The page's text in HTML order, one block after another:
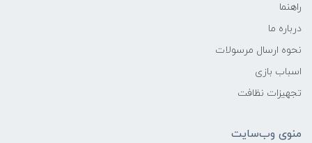
راهنما
درباره ما
نحوه ارسال مرسولات
اسباب بازی
تجهیزات نظافت
منوی وب‌سایت